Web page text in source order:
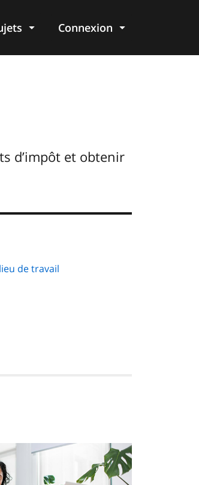
Connexion
d’impôt et obtenir
de travail